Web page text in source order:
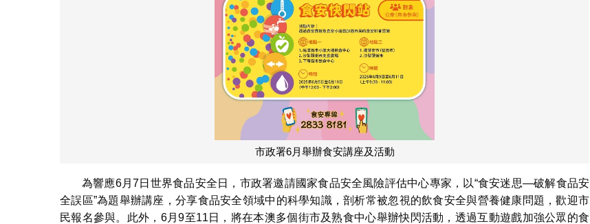
市政署6月舉辦食安講座及活動
為響應6月7日世界食品安全日，市政署邀請國家食品安全風險評估中心專家，以“食安迷思—破解食品安
全誤區”為題舉辦講座，分享食品安全領域中的科學知識，剖析常被忽視的飲食安全與營養健康問題，歡迎市
民報名參與。此外，6月9至11日，將在本澳多個街市及熟食中心舉辦快閃活動，透過互動遊戲加強公眾的食